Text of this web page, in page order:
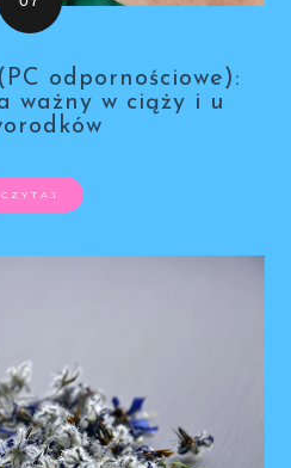
odpornościowe):
ważny w ciąży i u
CZYTAJ